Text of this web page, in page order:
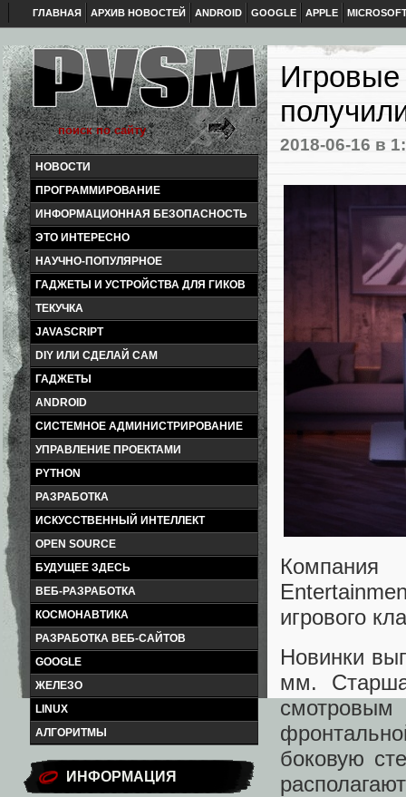
ГЛАВНАЯ АРХИВ НОВОСТЕЙ ANDROID GOOGLE APPLE
НОВОСТИ
ПРОГРАММИРОВАНИЕ
ИНФОРМАЦИОННАЯ БЕЗОПАСНОСТЬ
ЭТО ИНТЕРЕСНО
НАУЧНО-ПОПУЛЯРНОЕ
ГАДЖЕТЫ И УСТРОЙСТВА ДЛЯ ГИКОВ
ТЕКУЧКА
JAVASCRIPT
DIY ИЛИ СДЕЛАЙ САМ
ГАДЖЕТЫ
ANDROID
СИСТЕМНОЕ АДМИНИСТРИРОВАНИЕ
УПРАВЛЕНИЕ ПРОЕКТАМИ
PYTHON
РАЗРАБОТКА
ИСКУССТВЕННЫЙ ИНТЕЛЛЕКТ
OPEN SOURCE
БУДУЩЕЕ ЗДЕСЬ
ВЕБ-РАЗРАБОТКА
КОСМОНАВТИКА
РАЗРАБОТКА ВЕБ-САЙТОВ
GOOGLE
ЖЕЛЕЗО
LINUX
АЛГОРИТМЫ
ИНФОРМАЦИЯ
2018-06-16 в
Компания
игрового
Новинки
мм.
боковую